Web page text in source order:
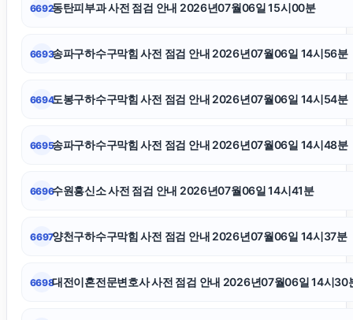
재산분할
6692동탄피부과 사전 점검 안내 2026년07월06일 15시00분
6693송파구하수구막힘 사전 점검 안내 2026년07월06일 14시56분
6694도봉구하수구막힘 사전 점검 안내 2026년07월06일 14시54분
6695송파구하수구막힘 사전 점검 안내 2026년07월06일 14시48분
6696수원흥신소 사전 점검 안내 2026년07월06일 14시41분
6697양천구하수구막힘 사전 점검 안내 2026년07월06일 14시37분
6698대전이혼전문변호사 사전 점검 안내 2026년07월06일 14시30